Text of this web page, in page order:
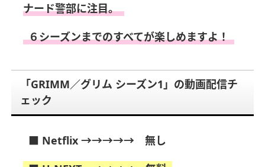
ナード警部に注目。
６シーズンまでのすべてが楽しめますよ！
「GRIMM／グリム シーズン1」の動画配信チ
ェック
■ Netflix →→→→→ 無し